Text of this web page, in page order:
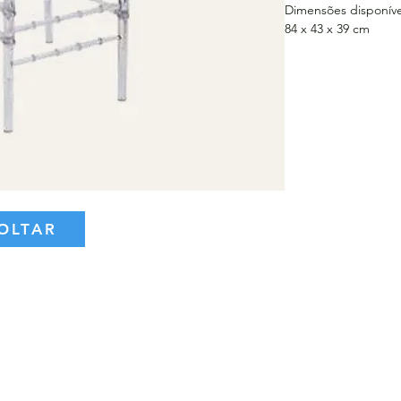
Dimensões
84 x 43 x 39 cm